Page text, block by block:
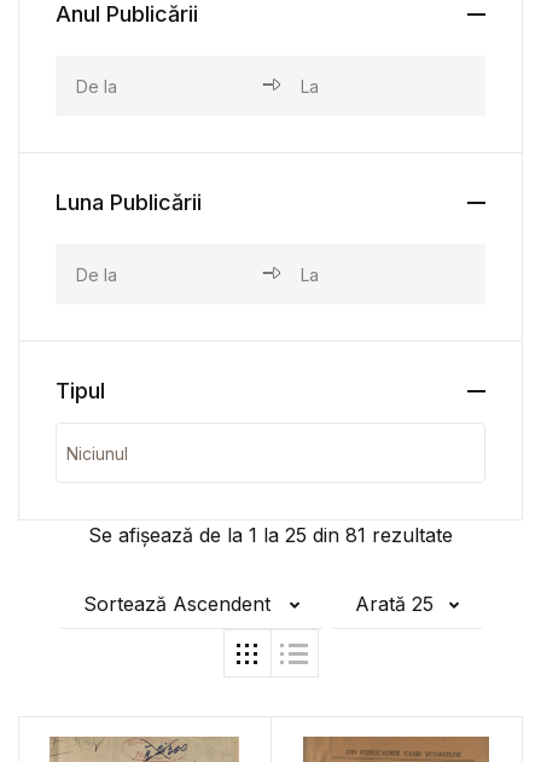
Se afișează de la 1 la 25 din 81 rezultate
Sortează Ascendent Arată 25
Anul Publicării
Luna Publicării
Tipul